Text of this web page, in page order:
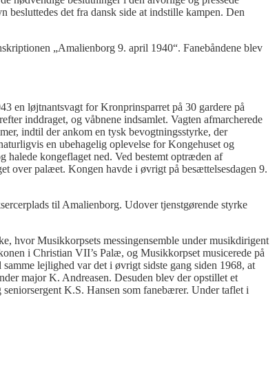
det fra dansk side at indstille kampen. Den
„Amalienborg 9. april 1940“. Fanebåndene blev
en løjtnantsvagt for Kronprinsparret på 30 gardere på
inddraget, og våbnene indsamlet. Vagten afmarcherede
indtil der ankom en tysk bevogtningsstyrke, der
en ubehagelig oplevelse for Kongehuset og
kongeflaget ned. Ved bestemt optræden af
over palæet. Kongen havde i øvrigt på besættelsesdagen 9.
til Amalienborg. Udover tjenstgørende styrke
hvor Musikkorpsets messingensemble under musikdirigent
i Christian VII’s Palæ, og Musikkorpset musicerede på
lejlighed var det i øvrigt sidste gang siden 1968, at
major K. Andreasen. Desuden blev der opstillet et
K.S. Hansen som fanebærer. Under taflet i